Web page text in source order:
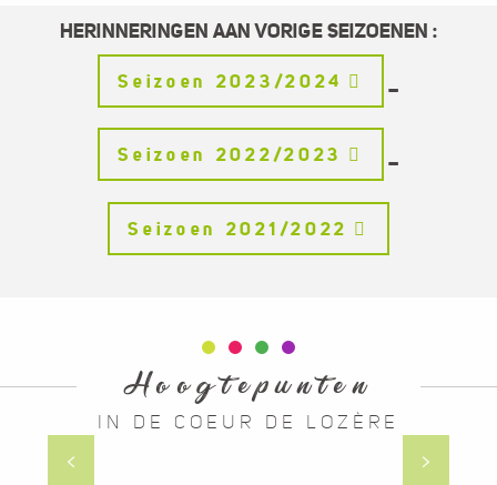
HERINNERINGEN AAN VORIGE SEIZOENEN :
Seizoen 2023/2024 –
Seizoen 2022/2023 –
Seizoen 2021/2022
Hoogtepunten
IN DE COEUR DE LOZÈRE
Zomerevenementen